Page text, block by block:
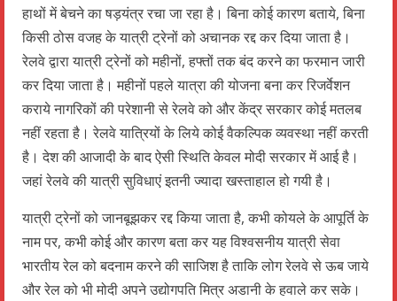
हाथों में बेचने का षड़यंत्र रचा जा रहा है। बिना कोई कारण बताये, बिना
किसी ठोस वजह के यात्री ट्रेनों को अचानक रद्द कर दिया जाता है।
रेलवे द्वारा यात्री ट्रेनों को महीनों, हफ्तों तक बंद करने का फरमान जारी
कर दिया जाता है। महीनों पहले यात्रा की योजना बना कर रिजर्वेशन
कराये नागरिकों की परेशानी से रेलवे को और केंद्र सरकार कोई मतलब
नहीं रहता है। रेलवे यात्रियों के लिये कोई वैकल्पिक व्यवस्था नहीं करती
है। देश की आजादी के बाद ऐसी स्थिति केवल मोदी सरकार में आई है।
जहां रेलवे की यात्री सुविधाएं इतनी ज्यादा खस्ताहाल हो गयी है।
यात्री ट्रेनों को जानबूझकर रद्द किया जाता है, कभी कोयले के आपूर्ति के
नाम पर, कभी कोई और कारण बता कर यह विश्वसनीय यात्री सेवा
भारतीय रेल को बदनाम करने की साजिश है ताकि लोग रेलवे से ऊब जाये
और रेल को भी मोदी अपने उद्योगपति मित्र अडानी के हवाले कर सके।